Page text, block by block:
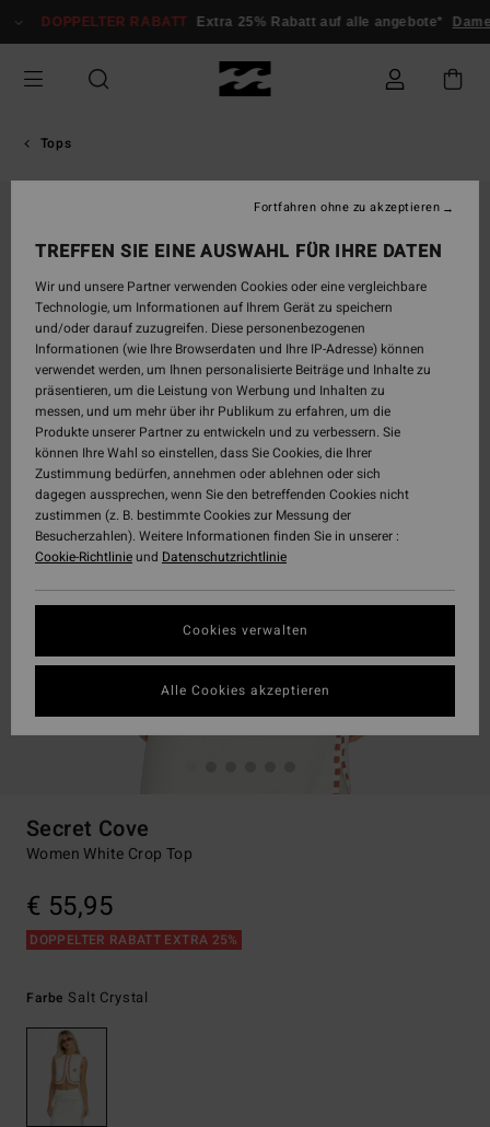
zur
springen
DOPPELTER RABATT Extra 25% Rabatt auf alle angebote*
Tops
Secret Cove
Women White Crop Top
€ 55,95
DOPPELTER RABATT EXTRA 25%
Farbe Salt Crystal
TREFFEN SIE EINE AUSWAHL FÜR IHRE DATEN
Wir und unsere Partner verwenden Cookies oder eine vergleichbare
Technologie, um Informationen auf Ihrem Gerät zu speichern
und/oder darauf zuzugreifen. Diese personenbezogenen
Informationen (wie Ihre Browserdaten und Ihre IP-Adresse) können
verwendet werden, um Ihnen personalisierte Beiträge und Inhalte zu
präsentieren, um die Leistung von Werbung und Inhalten zu
messen, und um mehr über ihr Publikum zu erfahren, um die
Produkte unserer Partner zu entwickeln und zu verbessern. Sie
können Ihre Wahl so einstellen, dass Sie Cookies, die Ihrer
Zustimmung bedürfen, annehmen oder ablehnen oder sich
dagegen aussprechen, wenn Sie den betreffenden Cookies nicht
zustimmen (z. B. bestimmte Cookies zur Messung der
Besucherzahlen). Weitere Informationen finden Sie in unserer :
Cookie-Richtlinieund Datenschutzrichtlinie
Cookies verwalten
Fortfahren ohne zu akzeptieren
Alle Cookies akzeptieren